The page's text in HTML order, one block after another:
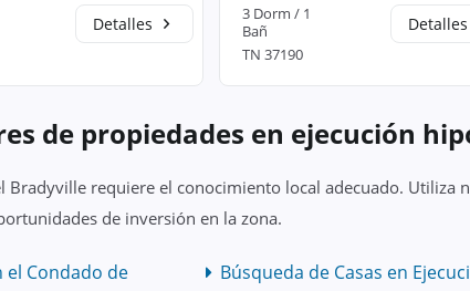
Detalles
3 Dorm / 1
Bañ
TN 37190
Detalles
de propiedades en ejecución
Bradyville requiere el conocimiento local adecuado. Utiliza
de inversión en la zona.
el Condado de
Búsqueda de Casas en